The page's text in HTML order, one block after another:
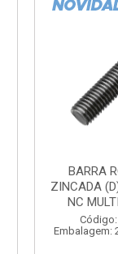
JOMARCA
Embalagem: